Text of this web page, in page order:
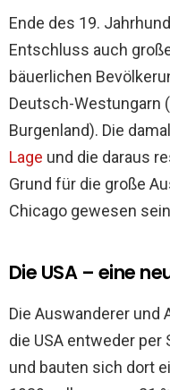
Ende des 19.
Entschluss auch
bäuerlichen
Deutsch-Westungarn
Burgenland). Die
Lage und die daraus
Grund für die große
Chicago gewesen
Die USA – eine
Die Auswanderer und
die USA entweder
und bauten sich dort